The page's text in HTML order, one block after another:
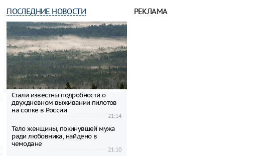
ПОСЛЕДНИЕ НОВОСТИ
Стали известны подробности о
двухдневном выживании пилотов
на сопке в России
21:14
Тело женщины, покинувшей мужа
ради любовника, найдено в
чемодане
21:10
РЕКЛАМА